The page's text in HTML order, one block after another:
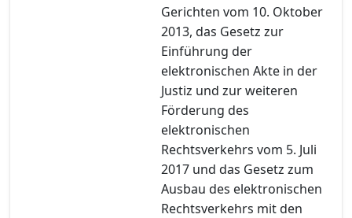
Gerichten vom 10. Oktober
2013, das Gesetz zur
Einführung der
elektronischen Akte in der
Justiz und zur weiteren
Förderung des
elektronischen
Rechtsverkehrs vom 5. Juli
2017 und das Gesetz zum
Ausbau des elektronischen
Rechtsverkehrs mit den